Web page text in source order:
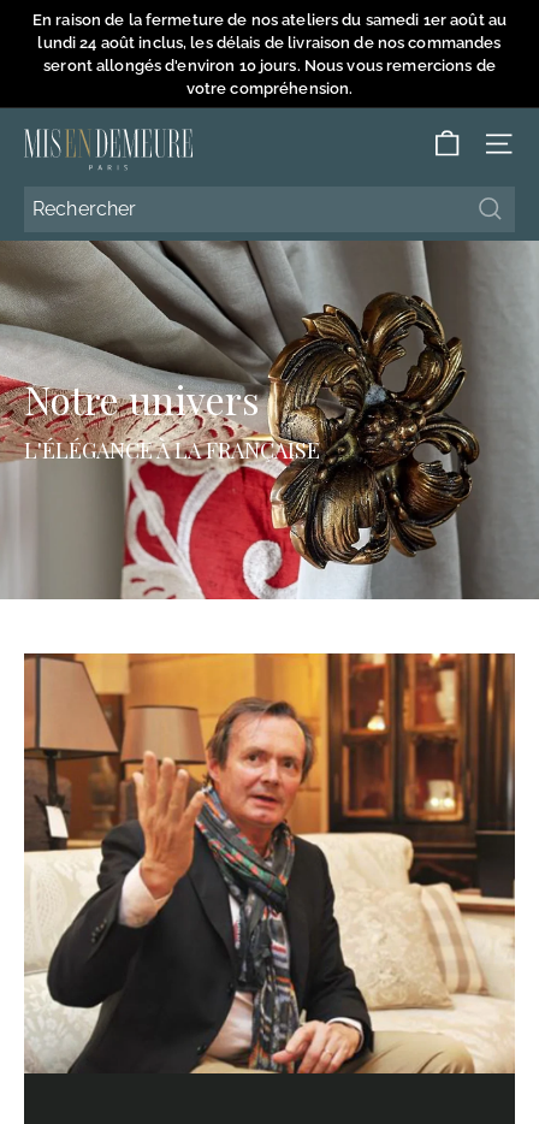
Passer
Diaporama
Pause
En raison de la fermeture de nos ateliers du samedi 1er août au
lundi 24 août inclus, les délais de livraison de nos commandes
seront allongés d'environ 10 jours. Nous vous remercions de
votre compréhension.
M
s
e
n
D
e
m
e
u
Notre univers
L'ÉLÉGANCE À LA FRANÇAISE